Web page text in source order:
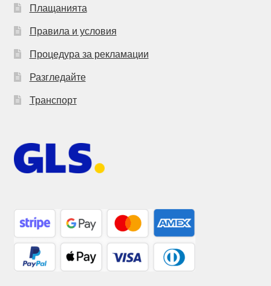
Плащанията
Правила и условия
Процедура за рекламации
Разгледайте
Транспорт